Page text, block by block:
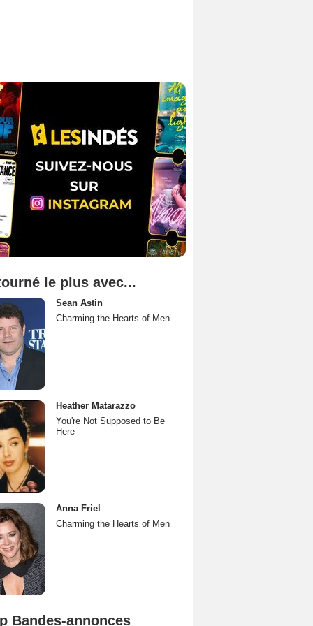
le plus avec...
Sean Astin
Charming the Hearts of Men
Heather Matarazzo
You're Not Supposed to Be
Here
Anna Friel
Charming the Hearts of Men
Bandes-annonces